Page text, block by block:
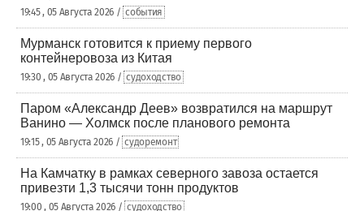
19:45 , 05 Августа 2026 / события
Мурманск готовится к приему первого
контейнеровоза из Китая
19:30 , 05 Августа 2026 / судоходство
Паром «Александр Деев» возвратился на маршрут
Ванино — Холмск после планового ремонта
19:15 , 05 Августа 2026 / судоремонт
На Камчатку в рамках северного завоза остается
привезти 1,3 тысячи тонн продуктов
19:00 , 05 Августа 2026 / судоходство